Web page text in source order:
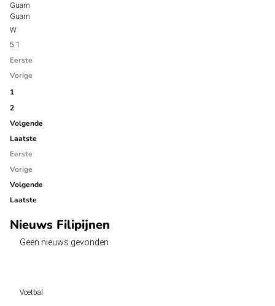
Guam
Guam
5 1
Eerste
Vorige
1
2
Volgende
Laatste
Eerste
Vorige
Volgende
Laatste
Nieuws Filipijnen
Geen nieuws gevonden
Voetbal